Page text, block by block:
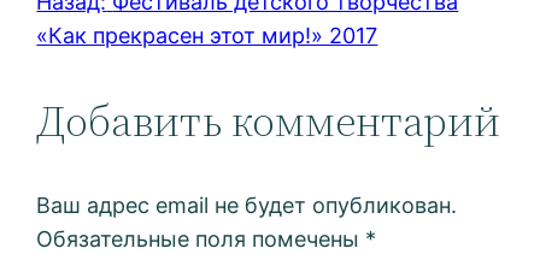
«Как прекрасен этот мир!» 2017
Добавить комментарий
Ваш адрес email не будет опубликован.
Обязательные поля помечены *